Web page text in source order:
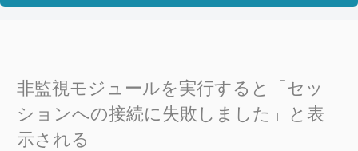
非監視モジュールを実行すると「セッ
ションへの接続に失敗しました」と表
示される